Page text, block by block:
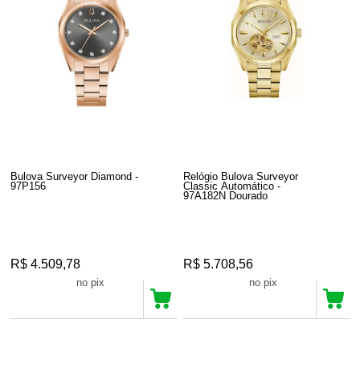
Bulova Surveyor Diamond -
97P156
R$ 4.509,78
no pix
Relógio Bulova Surveyor
Classic Automático -
97A182N Dourado
R$ 5.708,56
no pix